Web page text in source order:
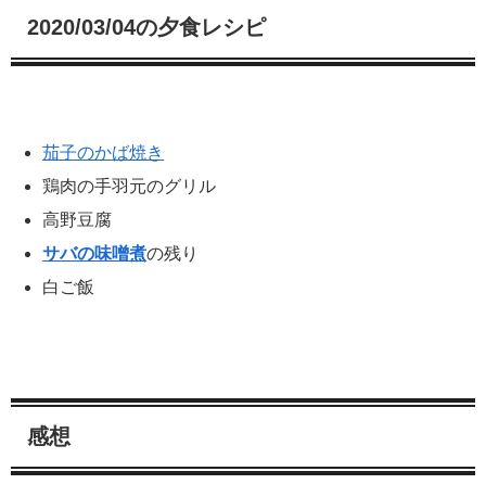
2020/03/04の夕食レシピ
茄子のかば焼き
鶏肉の手羽元のグリル
高野豆腐
サバの味噌煮の残り
白ご飯
感想